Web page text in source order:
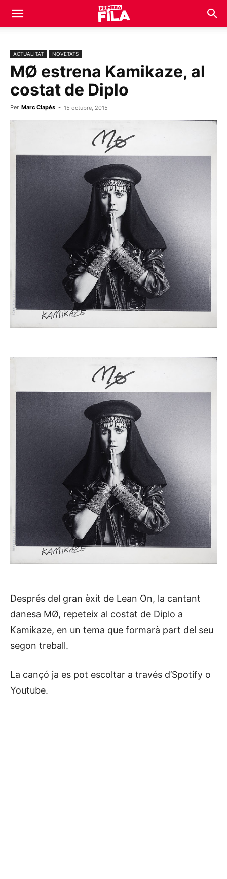
ACTUALITAT NOVETATS
MØ estrena Kamikaze, al
costat de Diplo
Per Marc Clapés - 15 octubre, 2015
Després del gran èxit de Lean On, la cantant
danesa MØ, repeteix al costat de Diplo a
Kamikaze, en un tema que formarà part del seu
segon treball.
La cançó ja es pot escoltar a través d’Spotify o
Youtube.